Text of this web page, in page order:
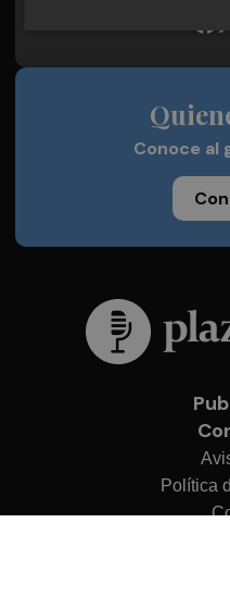
Conoce al
Política